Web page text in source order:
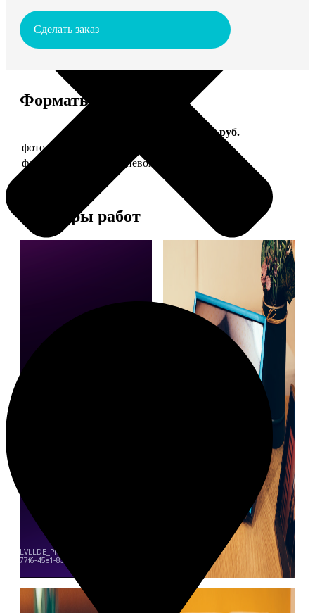
Сделать заказ
Форматы и цены
Цена, руб.
фото 20х30 в деревянной рамке
фото 20х30 в алюминиевой рамке
Примеры работ